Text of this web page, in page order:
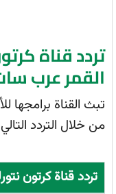
تردد قناة
القمر عرب
تبث القناة برامجها
من خلال التردد
تردد قناة كرتون